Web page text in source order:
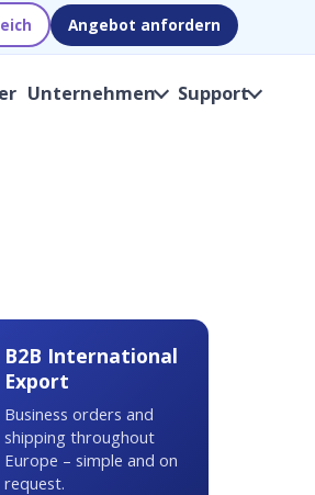
Angebot anfordern
Unternehmen Support
B2B International
Export
Business orders and
shipping throughout
Europe – simple and on
request.